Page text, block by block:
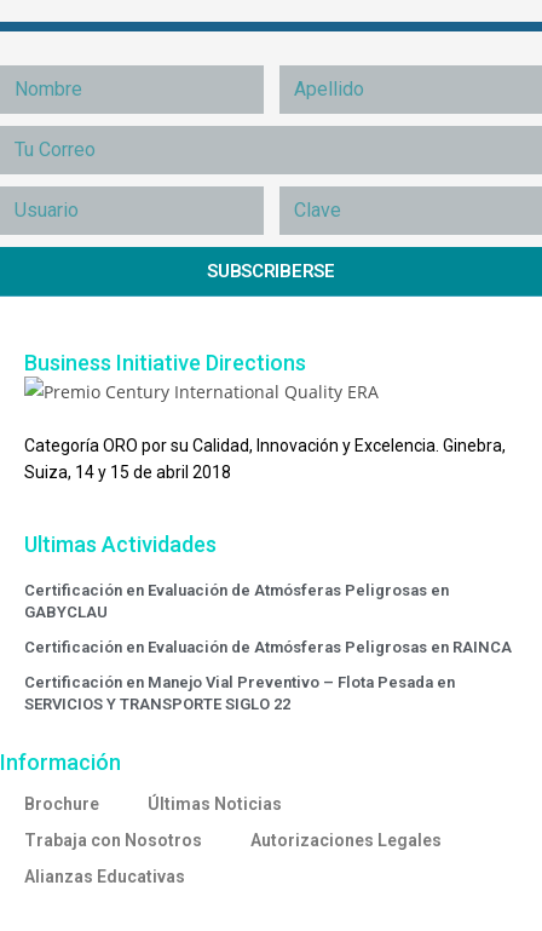
SUBSCRIBERSE
Business Initiative Directions
Categoría ORO por su Calidad, Innovación y Excelencia. Ginebra,
Suiza, 14 y 15 de abril 2018
Ultimas Actividades
Certificación en Evaluación de Atmósferas Peligrosas en
GABYCLAU
Certificación en Evaluación de Atmósferas Peligrosas en RAINCA
Certificación en Manejo Vial Preventivo – Flota Pesada en
SERVICIOS Y TRANSPORTE SIGLO 22
Información
Brochure
Últimas Noticias
Trabaja con Nosotros
Autorizaciones Legales
Alianzas Educativas